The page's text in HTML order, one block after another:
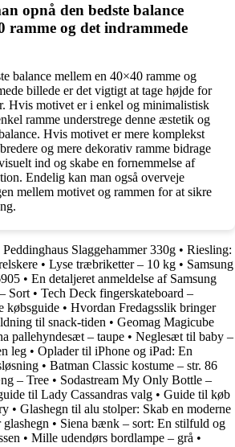
opnå den bedste balance
ramme og det indrammede
balance mellem en 40×40 ramme og
billede er det vigtigt at tage højde for
Hvis motivet er i enkel og minimalistisk
ramme understrege denne æstetik og
Hvis motivet er mere komplekst
og mere dekorativ ramme bidrage
ind og skabe en fornemmelse af
Endelig kan man også overveje
mellem motivet og rammen for at sikre
Peddinghaus Slaggehammer 330g • Riesling:
• Lyse træbriketter – 10 kg • Samsung
• En detaljeret anmeldelse af Samsung
Sort• Tech Deck fingerskateboard –
købsguide • Hvordan Fredagsslik bringer
til snack-tiden • Geomag Magicube
pallehyndesæt – taupe • Neglesæt til baby –
leg • Oplader til iPhone og iPad: En
• Batman Classic kostume – str. 86
– Tree • Sodastream My Only Bottle –
til Lady Cassandras valg • Guide til køb
• Glashegn til alu stolper: Skab en moderne
• Siena bænk – sort: En stilfuld og
• Mille udendørs bordlampe – grå •